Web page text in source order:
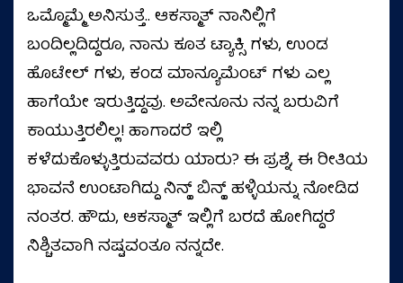
ಒಮ್ಮೊಮ್ಮೆ ಅನಿಸುತ್ತೆ.. ಆಕಸ್ಮಾತ್ ನಾನಿಲ್ಲಿಗೆ
ಬಂದಿಲ್ಲದಿದ್ದರೂ, ನಾನು ಕೂತ ಟ್ಯಾಕ್ಸಿ ಗಳು, ಉಂಡ
ಹೊಟೇಲ್ ಗಳು, ಕಂಡ ಮಾನ್ಯೂಮೆಂಟ್ ಗಳು ಎಲ್ಲ
ಹಾಗೆಯೇ ಇರುತ್ತಿದ್ದವು. ಅವೇನೂನು ನನ್ನ ಬರುವಿಗೆ
ಕಾಯುತ್ತಿರಲಿಲ್ಲ! ಹಾಗಾದರೆ ಇಲ್ಲಿ
ಕಳೆದುಕೊಳ್ಳುತ್ತಿರುವವರು ಯಾರು? ಈ ಪ್ರಶ್ನೆ, ಈ ರೀತಿಯ
ಭಾವನೆ ಉಂಟಾಗಿದ್ದು ನಿನ್ಹ್ ಬಿನ್ಹ್ ಹಳ್ಳಿಯನ್ನು ನೋಡಿದ
ನಂತರ. ಹೌದು, ಆಕಸ್ಮಾತ್ ಇಲ್ಲಿಗೆ ಬರದೆ ಹೋಗಿದ್ದರೆ
ನಿಶ್ಚಿತವಾಗಿ ನಷ್ಟವಂತೂ ನನ್ನದೇ.